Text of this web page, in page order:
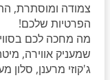
צמודה ומוסתרת,
הפרטיות שלכם!
מה מחכה לכם
שמעניק אווירה,
ג'קוזי מרענן, סלון